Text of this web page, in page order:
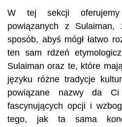
W tej sekcji oferujemy
powiązanych z Sulaiman,
sposób, abyś mógł łatwo
ten sam rdzeń
Sulaiman oraz te, które
języku różne tradycje
powiązane nazwy da Ci
fascynujących opcji i
tego, jak ta sama